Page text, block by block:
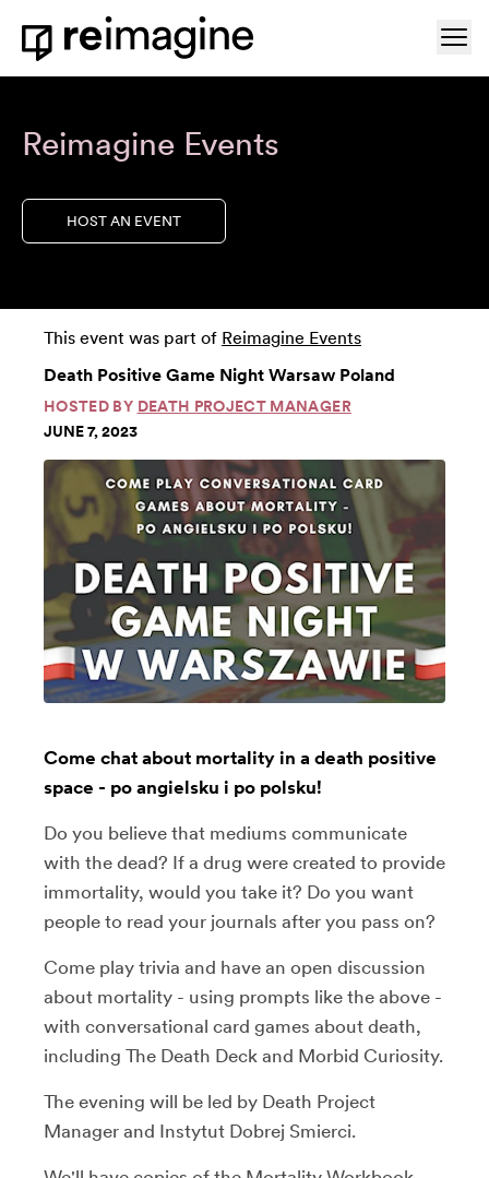
Skip to content
Home
Reimagine Events
HOST AN EVENT
This event was part of Reimagine Events
Death Positive Game Night Warsaw Poland
HOSTED BY DEATH PROJECT MANAGER
JUNE 7, 2023
Come chat about mortality in a death positive
space - po angielsku i po polsku!
Do you believe that mediums communicate
with the dead? If a drug were created to provide
immortality, would you take it? Do you want
people to read your journals after you pass on?
Come play trivia and have an open discussion
about mortality - using prompts like the above -
with conversational card games about death,
including The Death Deck and Morbid Curiosity.
The evening will be led by Death Project
Manager and Instytut Dobrej Smierci.